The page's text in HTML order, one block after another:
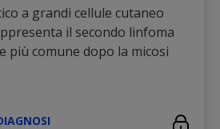
a grandi cellule cutaneo
il secondo linfoma
più comune dopo la micosi